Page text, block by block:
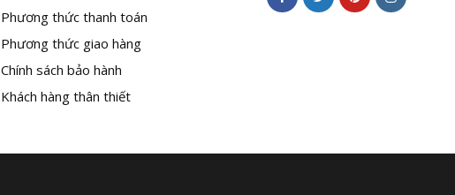
Phương thức thanh toán
Phương thức giao hàng
Chính sách bảo hành
Khách hàng thân thiết